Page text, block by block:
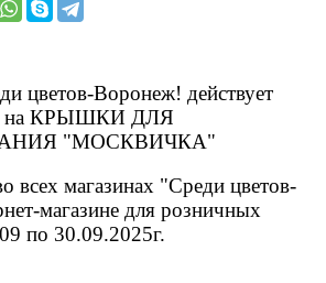
цветов-Воронеж! действует
КРЫШКИ ДЛЯ
"МОСКВИЧКА"
всех магазинах "Среди цветов-
магазине для розничных
по 30.09.2025г.